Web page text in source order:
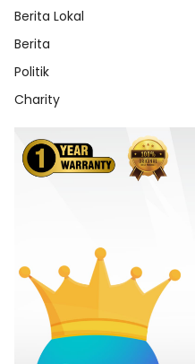
Berita Lokal
Berita
Politik
Charity